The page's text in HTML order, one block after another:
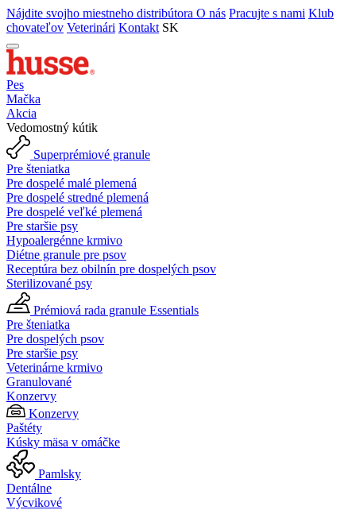
Nájdite svojho miestneho distribútora O nás Pracujte s nami Klub
chovateľov Veterinári Kontakt SK
Pes
Mačka
Akcia
Vedomostný kútik
Superprémiové granule
Pre šteniatka
Pre dospelé malé plemená
Pre dospelé stredné plemená
Pre dospelé veľké plemená
Pre staršie psy
Hypoalergénne krmivo
Diétne granule pre psov
Receptúra bez obilnín pre dospelých psov
Sterilizované psy
Prémiová rada granule Essentials
Pre šteniatka
Pre dospelých psov
Pre staršie psy
Veterinárne krmivo
Granulované
Konzervy
Konzervy
Paštéty
Kúsky mäsa v omáčke
Pamlsky
Dentálne
Výcvikové